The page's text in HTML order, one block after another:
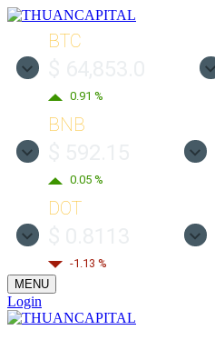
BTC
0.91 %
BNB
0.05 %
DOT
-1.13 %
MENU
Login